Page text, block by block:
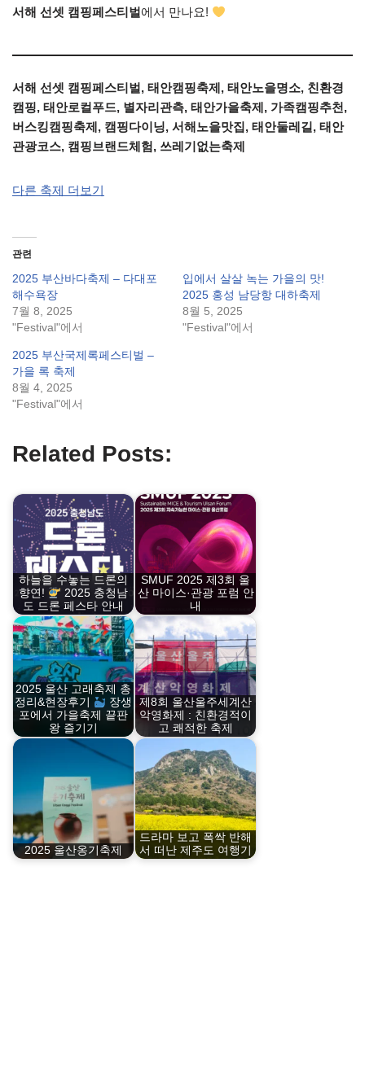
서해 선셋 캠핑페스티벌에서 만나요!
서해 선셋 캠핑페스티벌, 태안캠핑축제, 태안노을명소, 친환경
캠핑, 태안로컬푸드, 별자리관측, 태안가을축제, 가족캠핑추천,
버스킹캠핑축제, 캠핑다이닝, 서해노을맛집, 태안둘레길, 태안
관광코스, 캠핑브랜드체험, 쓰레기없는축제
다른 축제 더보기
관련
2025 부산바다축제 – 다대포
해수욕장
7월 8, 2025
"Festival"에서
입에서 살살 녹는 가을의 맛!
2025 홍성 남당항 대하축제
8월 5, 2025
"Festival"에서
2025 부산국제록페스티벌 –
가을 록 축제
8월 4, 2025
"Festival"에서
Related Posts:
하늘을 수놓는 드론의
향연!
2025 충청남
도 드론 페스타 안내
SMUF 2025 제3회 울
산 마이스·관광 포럼 안
내
2025 울산 고래축제 총
정리&현장후기
장생
포에서 가을축제 끝판
왕 즐기기
제8회 울산울주세계산
악영화제 : 친환경적이
고 쾌적한 축제
2025 울산옹기축제
드라마 보고 폭싹 반해
서 떠난 제주도 여행기